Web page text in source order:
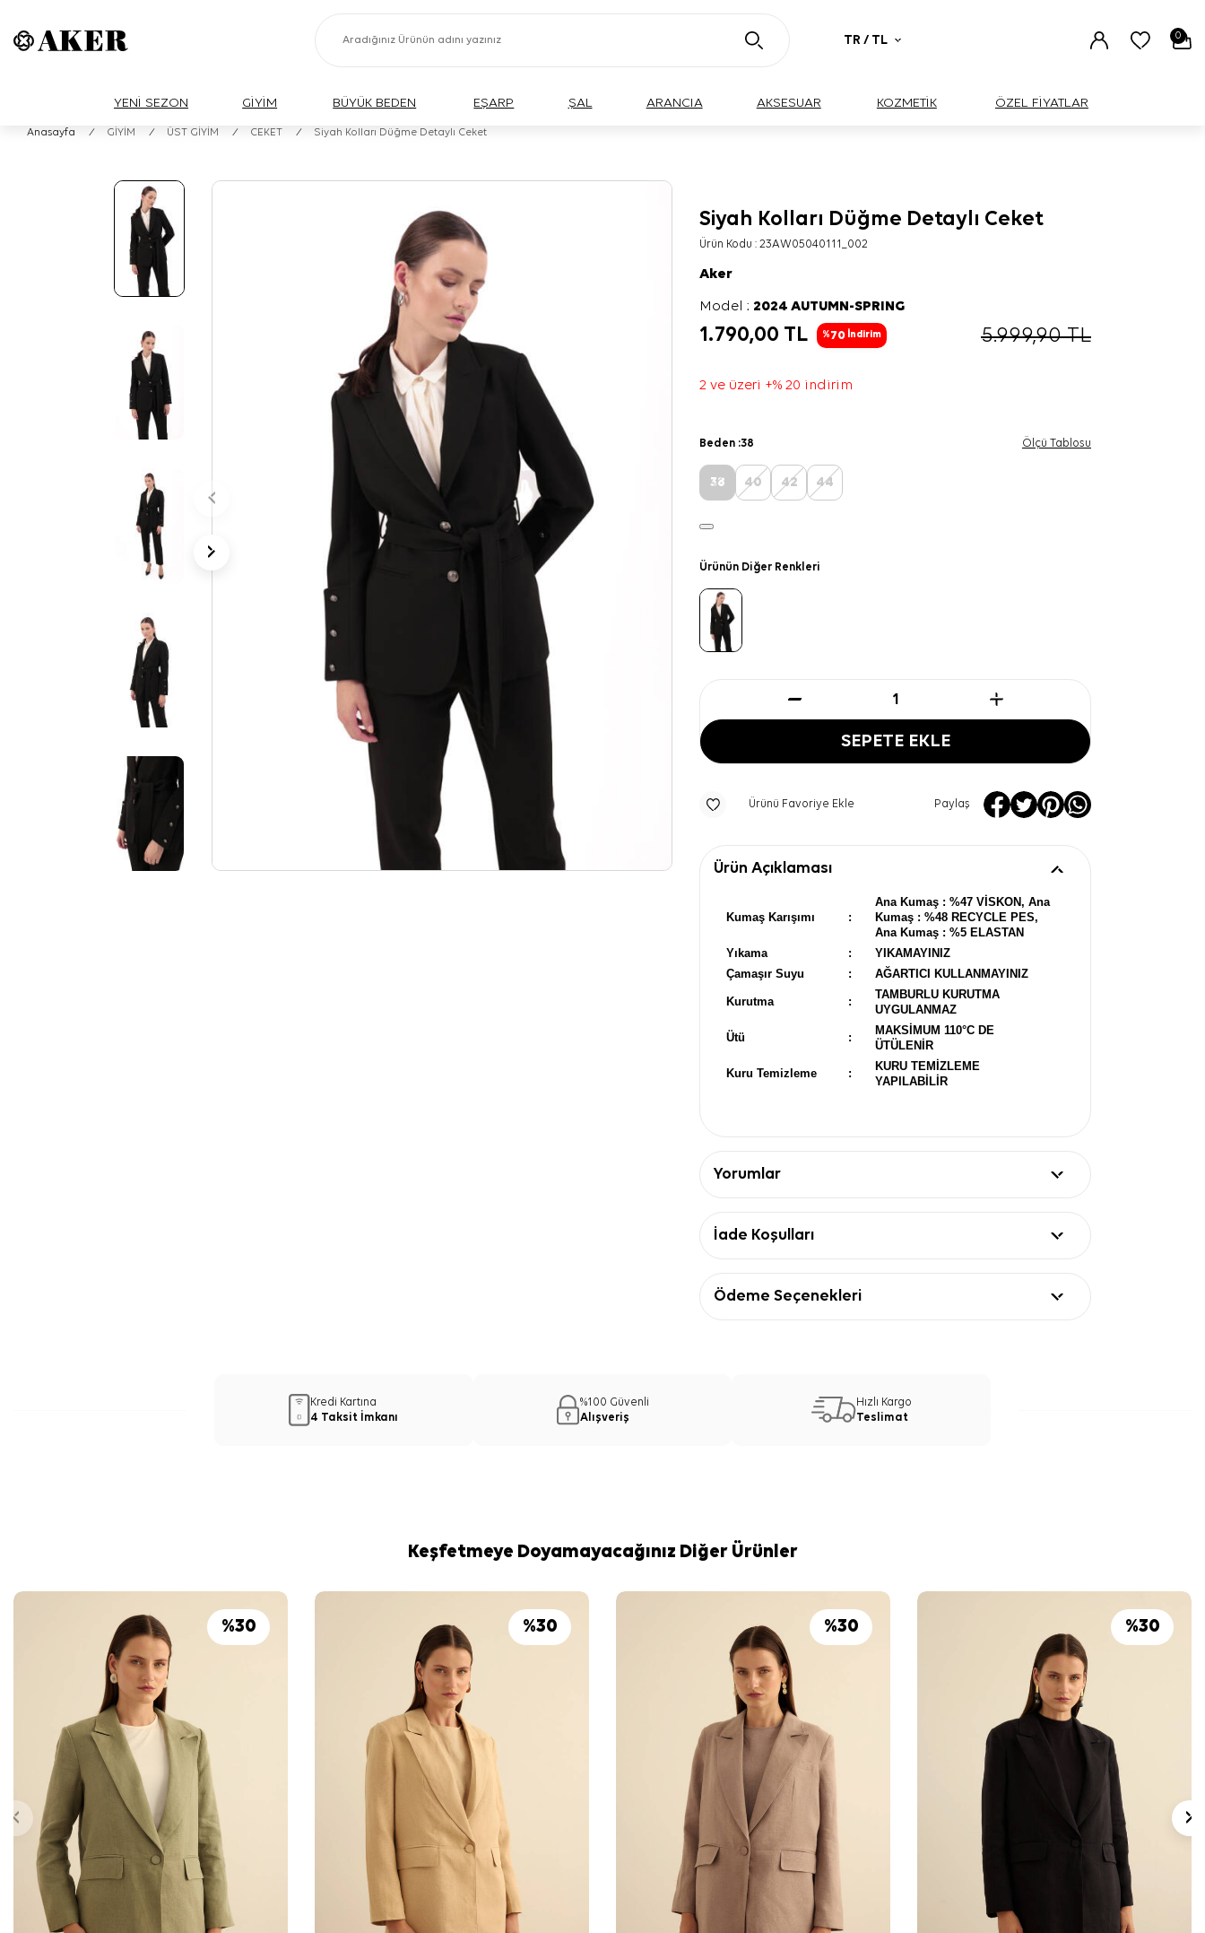
TR / TL 0
YENİ SEZON GİYİM BÜYÜK BEDEN EŞARP ŞAL ARANCIA AKSESUAR KOZMETİK ÖZEL FİYATLAR
Anasayfa / GİYİM / ÜST GİYİM / CEKET / Siyah Kolları Düğme Detaylı Ceket
Siyah Kolları Düğme Detaylı Ceket
Ürün Kodu :23AW05040111_002
Aker
Model :2024 AUTUMN-SPRING
1.790,00 TL %70 İndirim 5.999,90TL
2 ve üzeri +% 20 indirim
Beden :38 Ölçü Tablosu
38 40 42 44
Ürünün Diğer Renkleri
SEPETE EKLE
Ürünü Favoriye Ekle Paylaş
Ürün Açıklaması
Kumaş Karışımı :
Ana Kumaş : %47 VİSKON, Ana
Kumaş : %48 RECYCLE PES,
Ana Kumaş : %5 ELASTAN
Yıkama
:
YIKAMAYINIZ
Çamaşır Suyu
: AĞARTICI KULLANMAYINIZ
Kurutma :
TAMBURLU KURUTMA
UYGULANMAZ
Ütü :
MAKSİMUM 110°C DE
ÜTÜLENİR
Kuru Temizleme :
KURU TEMİZLEME
YAPILABİLİR
Yorumlar
İade Koşulları
Ödeme Seçenekleri
Kredi Kartına
4 Taksit İmkanı
%100 Güvenli
Alışveriş
Hızlı Kargo
Teslimat
Keşfetmeye Doyamayacağınız Diğer Ürünler
%30 %30 %30 %30